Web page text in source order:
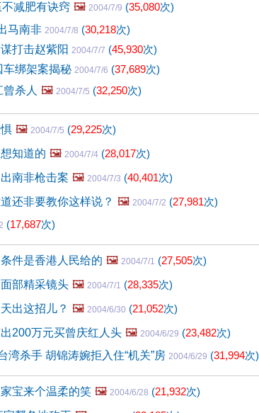
减肥有诀窍 🖼️ 2004/7/9 (35,080次)
马南非 2004/7/8 (30,218次)
打击赵紫阳 2004/7/7 (45,930次)
车绑架案揭秘 2004/7/6 (37,689次)
杀人 🖼️ 2004/7/5 (32,250次)
🖼️ 2004/7/5 (29,225次)
知道的 🖼️ 2004/7/4 (28,017次)
南非枪击案 🖼️ 2004/7/3 (40,401次)
还非要教你这样说？ 🖼️ 2004/7/2 (27,981次)
(17,687次)
件是香港人民给的 🖼️ 2004/7/1 (27,505次)
部精采镜头 🖼️ 2004/7/1 (28,335次)
出这招儿？ 🖼️ 2004/6/30 (21,052次)
200万元买曾庆红人头 🖼️ 2004/6/29 (23,482次)
湾杀手 胡锦涛婉拒入住“机关”房 2004/6/29 (31,994次)
宝来个温柔的笑 🖼️ 2004/6/28 (21,932次)